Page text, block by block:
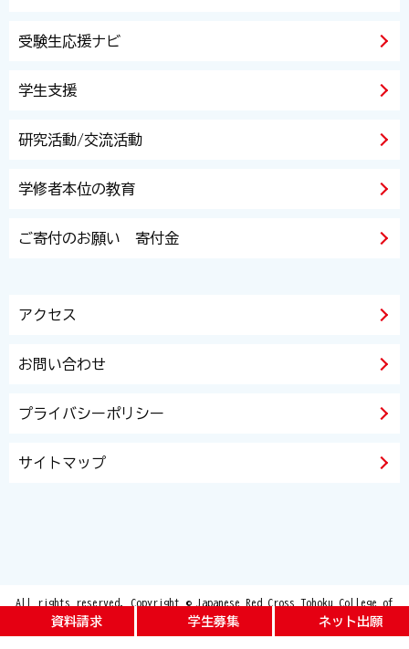
資料請求 学生募集 ネット出願
受験生応援ナビ
学生支援
研究活動/交流活動
学修者本位の教育
ご寄付のお願い 寄付金
アクセス
お問い合わせ
プライバシーポリシー
サイトマップ
All rights reserved. Copyright © Japanese Red Cross Tohoku College of
Nursing and Japanese Red Cross Tohoku Junior College of Care and Welfare